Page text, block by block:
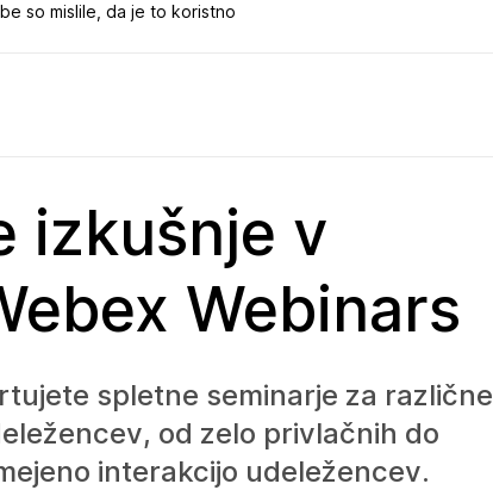
so mislile, da je to koristno
izkušnje v
Webinars
spletne seminarje za različne
od zelo privlačnih do
interakcijo udeležencev.